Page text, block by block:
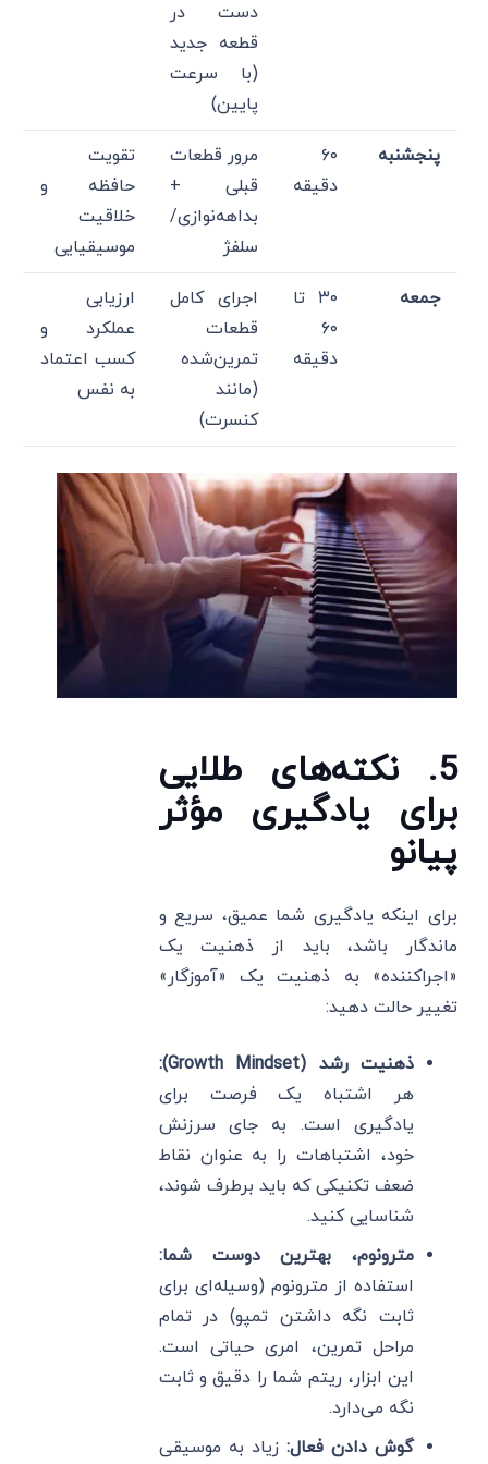
دست در
قطعه جدید
(با سرعت
پایین)
پنجشنبه
۶۰
دقیقه
مرور قطعات
قبلی +
بداهه‌نوازی/
سلفژ
تقویت
حافظه و
خلاقیت
موسیقیایی
جمعه
۳۰ تا
۶۰
دقیقه
اجرای کامل
قطعات
تمرین‌شده
(مانند
کنسرت)
ارزیابی
عملکرد و
کسب اعتماد
به نفس
5. نکته‌های طلایی
برای یادگیری مؤثر
پیانو
برای اینکه یادگیری شما عمیق، سریع و
ماندگار باشد، باید از ذهنیت یک
«اجراکننده» به ذهنیت یک «آموزگار»
تغییر حالت دهید:
ذهنیت رشد (Growth Mindset):
هر اشتباه یک فرصت برای
یادگیری است. به جای سرزنش
خود، اشتباهات را به عنوان نقاط
ضعف تکنیکی که باید برطرف شوند،
شناسایی کنید.
مترونوم، بهترین دوست شما:
استفاده از مترونوم (وسیله‌ای برای
ثابت نگه داشتن تمپو) در تمام
مراحل تمرین، امری حیاتی است.
این ابزار، ریتم شما را دقیق و ثابت
نگه می‌دارد.
گوش دادن فعال: زیاد به موسیقی